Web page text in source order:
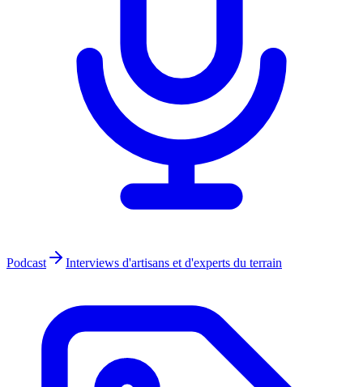
Podcast Interviews d'artisans et d'experts du terrain